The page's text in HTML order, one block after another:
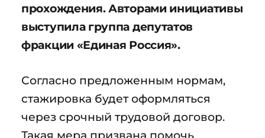
прохождения. Авторами инициативы
выступила группа депутатов
фракции «Единая Россия».
Согласно предложенным нормам,
стажировка будет оформляться
через срочный трудовой договор.
Такая мера призвана помочь